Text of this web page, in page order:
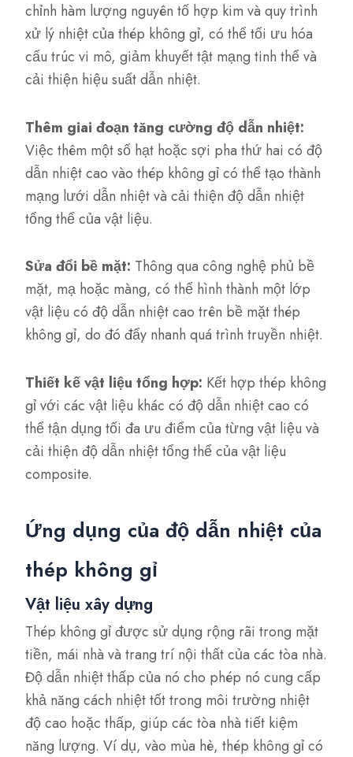
chỉnh hàm lượng nguyên tố hợp kim và quy trình
xử lý nhiệt của thép không gỉ, có thể tối ưu hóa
cấu trúc vi mô, giảm khuyết tật mạng tinh thể và
cải thiện hiệu suất dẫn nhiệt.
Thêm giai đoạn tăng cường độ dẫn nhiệt:
Việc thêm một số hạt hoặc sợi pha thứ hai có độ
dẫn nhiệt cao vào thép không gỉ có thể tạo thành
mạng lưới dẫn nhiệt và cải thiện độ dẫn nhiệt
tổng thể của vật liệu.
Sửa đổi bề mặt: Thông qua công nghệ phủ bề
mặt, mạ hoặc màng, có thể hình thành một lớp
vật liệu có độ dẫn nhiệt cao trên bề mặt thép
không gỉ, do đó đẩy nhanh quá trình truyền nhiệt.
Thiết kế vật liệu tổng hợp: Kết hợp thép không
gỉ với các vật liệu khác có độ dẫn nhiệt cao có
thể tận dụng tối đa ưu điểm của từng vật liệu và
cải thiện độ dẫn nhiệt tổng thể của vật liệu
composite.
Ứng dụng của độ dẫn nhiệt của
thép không gỉ
Vật liệu xây dựng
Thép không gỉ được sử dụng rộng rãi trong mặt
tiền, mái nhà và trang trí nội thất của các tòa nhà.
Độ dẫn nhiệt thấp của nó cho phép nó cung cấp
khả năng cách nhiệt tốt trong môi trường nhiệt
độ cao hoặc thấp, giúp các tòa nhà tiết kiệm
năng lượng. Ví dụ, vào mùa hè, thép không gỉ có